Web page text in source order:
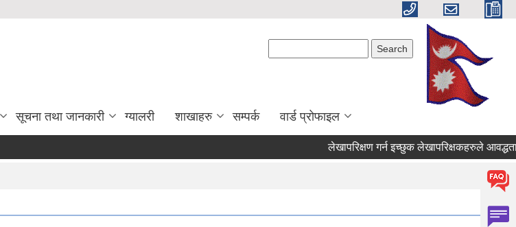
सूचना तथा जानकारी ग्यालरी शाखाहरु सम्पर्क वार्ड प्रोफाइल
लेखापरिक्षण गर्न इच्छुक लेखापरिक्षकहरुले आवद्धताको